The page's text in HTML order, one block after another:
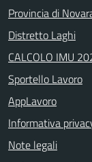
Provincia di
Distretto Laghi
CALCOLO IMU
Sportello Lavoro
AppLavoro
Informativa
Note legali